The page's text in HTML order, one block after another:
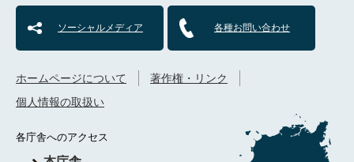
ソーシャルメディア 各種お問い合わせ
各庁舎へのアクセス
ホームページについて
著作権・リンク
個人情報の取扱い